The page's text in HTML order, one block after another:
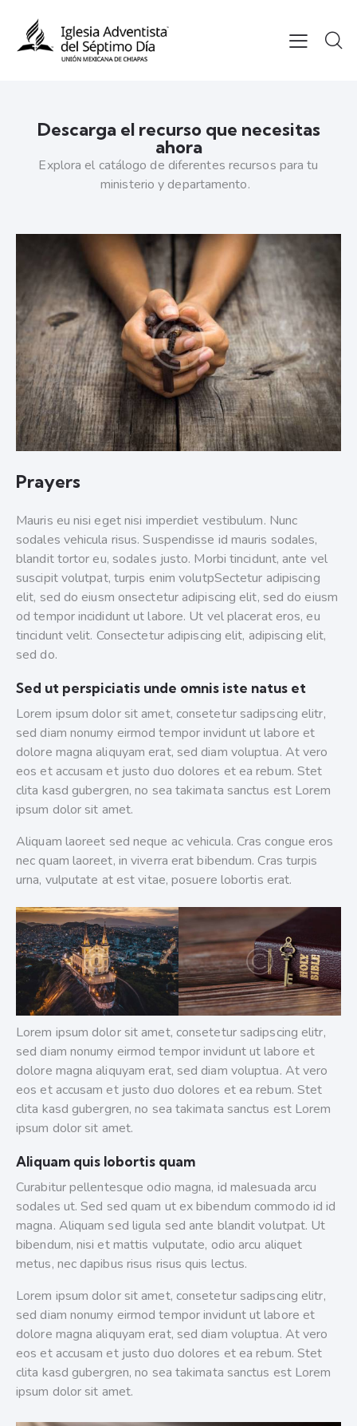
Descarga el recurso que necesitas
ahora
Explora el catálogo de diferentes recursos para tu
ministerio y departamento.
Prayers
Mauris eu nisi eget nisi imperdiet vestibulum. Nunc
sodales vehicula risus. Suspendisse id mauris sodales,
blandit tortor eu, sodales justo. Morbi tincidunt, ante vel
suscipit volutpat, turpis enim volutpSectetur adipiscing
elit, sed do eiusm onsectetur adipiscing elit, sed do eiusm
od tempor incididunt ut labore. Ut vel placerat eros, eu
tincidunt velit. Consectetur adipiscing elit, adipiscing elit,
sed do.
Sed ut perspiciatis unde omnis iste natus et
Lorem ipsum dolor sit amet, consetetur sadipscing elitr,
sed diam nonumy eirmod tempor invidunt ut labore et
dolore magna aliquyam erat, sed diam voluptua. At vero
eos et accusam et justo duo dolores et ea rebum. Stet
clita kasd gubergren, no sea takimata sanctus est Lorem
ipsum dolor sit amet.
Aliquam laoreet sed neque ac vehicula. Cras congue eros
nec quam laoreet, in viverra erat bibendum. Cras turpis
urna, vulputate at est vitae, posuere lobortis erat.
Lorem ipsum dolor sit amet, consetetur sadipscing elitr,
sed diam nonumy eirmod tempor invidunt ut labore et
dolore magna aliquyam erat, sed diam voluptua. At vero
eos et accusam et justo duo dolores et ea rebum. Stet
clita kasd gubergren, no sea takimata sanctus est Lorem
ipsum dolor sit amet.
Aliquam quis lobortis quam
Curabitur pellentesque odio magna, id malesuada arcu
sodales ut. Sed sed quam ut ex bibendum commodo id id
magna. Aliquam sed ligula sed ante blandit volutpat. Ut
bibendum, nisi et mattis vulputate, odio arcu aliquet
metus, nec dapibus risus risus quis lectus.
Lorem ipsum dolor sit amet, consetetur sadipscing elitr,
sed diam nonumy eirmod tempor invidunt ut labore et
dolore magna aliquyam erat, sed diam voluptua. At vero
eos et accusam et justo duo dolores et ea rebum. Stet
clita kasd gubergren, no sea takimata sanctus est Lorem
ipsum dolor sit amet.